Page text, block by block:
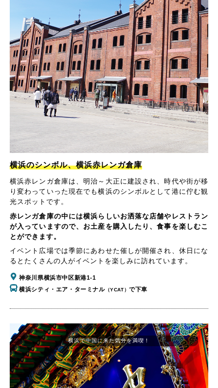
横浜のシンボル、横浜赤レンガ倉庫
横浜赤レンガ倉庫は、明治～大正に建設され、時代や街が移
り変わっていった現在でも横浜のシンボルとして港に佇む観
光スポットです。
赤レンガ倉庫の中には横浜らしいお洒落な店舗やレストラン
が入っていますので、お土産を購入したり、食事を楽しむこ
とができます。
イベント広場では季節にあわせた催しが開催され、休日にな
るとたくさんの人がイベントを楽しみに訪れています。
神奈川県横浜市中区新港1-1
横浜シティ・エア・ターミナル（YCAT）で下車
横浜で中国に来た気分を満喫！